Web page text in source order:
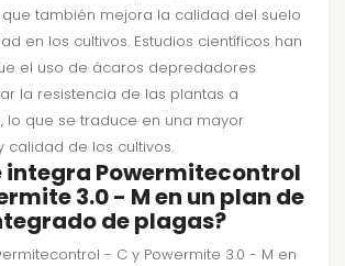
también mejora la calidad del suelo
en los cultivos. Estudios científicos han
el uso de ácaros depredadores
la resistencia de las plantas a
lo que se traduce en una mayor
calidad de los cultivos.
integra Powermitecontrol
3.0 - M en un plan de
de plagas?
- C y Powermite 3.0 - M en